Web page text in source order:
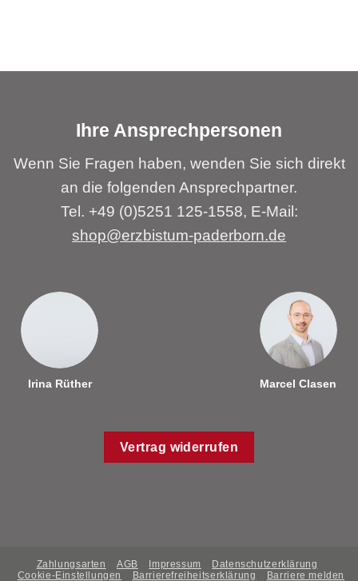
Ihre Ansprechpersonen
Wenn Sie Fragen haben, wenden Sie sich direkt
an die folgenden Ansprechpartner.
Tel. +49 (0)5251 125-1558, E-Mail:
shop@erzbistum-paderborn.de
Irina Rüther Marcel Clasen
Vertrag widerrufen
Zahlungsarten AGB Impressum
Datenschutzerklärung
Cookie-Einstellungen
Barrierefreiheitserklärung Barriere melden